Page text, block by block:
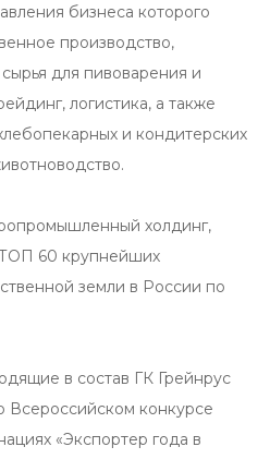
бизнеса которого
производство,
для пивоварения и
логистика, а также
и кондитерских
холдинг,
60 крупнейших
земли в России по
в состав ГК Грейнрус
Всероссийском конкурсе
«Экспортер года в